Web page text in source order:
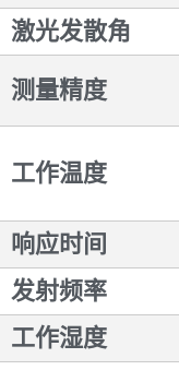
激光发散角
测量精度
工作温度
响应时间
发射频率
工作湿度